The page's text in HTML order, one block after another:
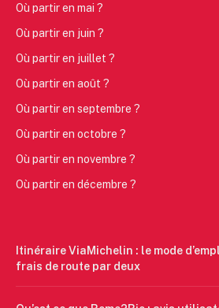
Où partir en mai ?
Où partir en juin ?
Où partir en juillet ?
Où partir en août ?
Où partir en septembre ?
Où partir en octobre ?
Où partir en novembre ?
Où partir en décembre ?
Itinéraire ViaMichelin : le mode
frais de route par deux